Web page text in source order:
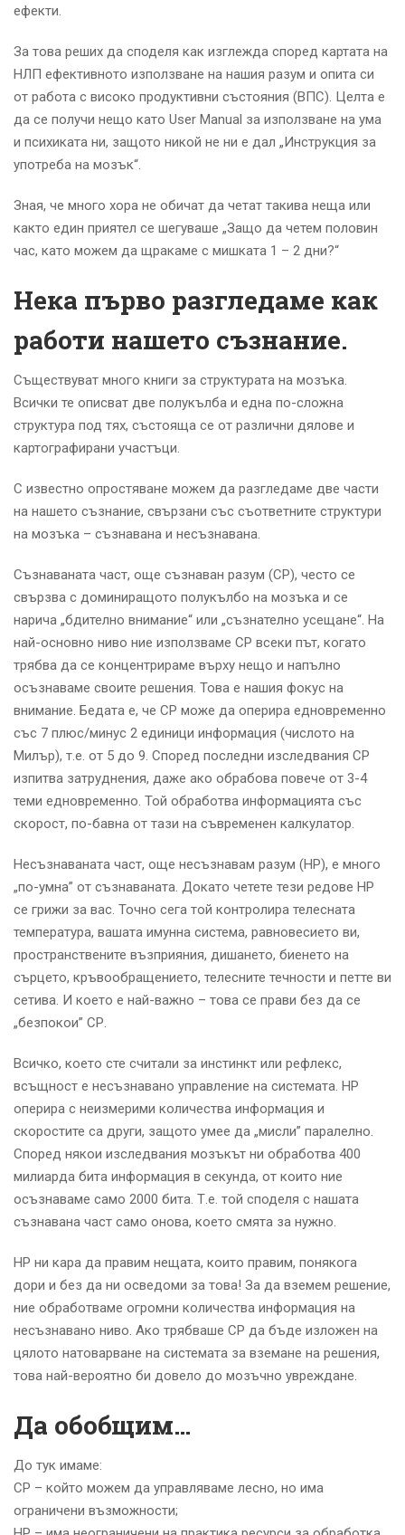
ефекти.
За това реших да споделя как изглежда според картата на
НЛП ефективното използване на нашия разум и опита си
от работа с високо продуктивни състояния (ВПС). Целта е
да се получи нещо като User Manual за използване на ума
и психиката ни, защото никой не ни е дал „Инструкция за
употреба на мозък“.
Зная, че много хора не обичат да четат такива неща или
както един приятел се шегуваше „Защо да четем половин
час, като можем да щракаме с мишката 1 – 2 дни?“
Нека първо разгледаме как
работи нашето съзнание.
Съществуват много книги за структурата на мозъка.
Всички те описват две полукълба и една по-сложна
структура под тях, състояща се от различни дялове и
картографирани участъци.
С известно опростяване можем да разгледаме две части
на нашето съзнание, свързани със съответните структури
на мозъка – съзнавана и несъзнавана.
Съзнаваната част, още съзнаван разум (СР), често се
свързва с доминиращото полукълбо на мозъка и се
нарича „бдително внимание“ или „съзнателно усещане“. На
най-основно ниво ние използваме СР всеки път, когато
трябва да се концентрираме върху нещо и напълно
осъзнаваме своите решения. Това е нашия фокус на
внимание. Бедата е, че СР може да оперира едновременно
със 7 плюс/минус 2 единици информация (числото на
Милър), т.е. от 5 до 9. Според последни изследвания СР
изпитва затруднения, даже ако обрабова повече от 3-4
теми едновременно. Той обработва информацията със
скорост, по-бавна от тази на съвременен калкулатор.
Несъзнаваната част, още несъзнавам разум (НР), е много
„по-умна” от съзнаваната. Докато четете тези редове НР
се грижи за вас. Точно сега той контролира телесната
температура, вашата имунна система, равновесието ви,
пространствените възприяния, дишането, биенето на
сърцето, кръвообращението, телесните течности и петте ви
сетива. И което е най-важно – това се прави без да се
„безпокои” СР.
Всичко, което сте считали за инстинкт или рефлекс,
всъщност е несъзнавано управление на системата. НР
оперира с неизмерими количества информация и
скоростите са други, защото умее да „мисли” паралелно.
Според някои изследвания мозъкът ни обработва 400
милиарда бита информация в секунда, от които ние
осъзнаваме само 2000 бита. Т.е. той споделя с нашата
съзнавана част само онова, което смята за нужно.
НР ни кара да правим нещата, които правим, понякога
дори и без да ни осведоми за това! За да вземем решение,
ние обработваме огромни количества информация на
несъзнавано ниво. Ако трябваше СР да бъде изложен на
цялото натоварване на системата за вземане на решения,
това най-вероятно би довело до мозъчно увреждане.
Да обобщим…
До тук имаме:
СР – който можем да управляваме лесно, но има
ограничени възможности;